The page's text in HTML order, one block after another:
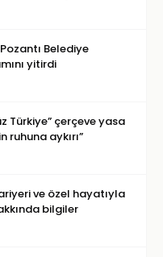
Belediye
yitirdi
Türkiye” çerçeve yasa
ruhuna aykırı”
ve özel hayatıyla
bilgiler